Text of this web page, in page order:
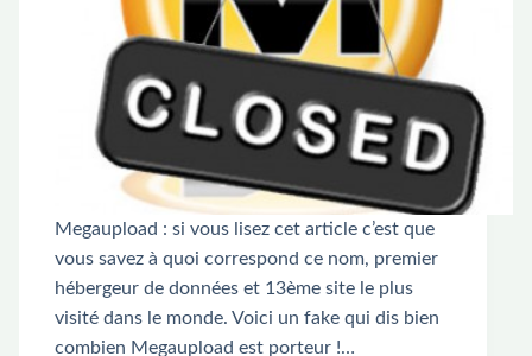
Megaupload : si vous lisez cet article c’est que
vous savez à quoi correspond ce nom, premier
hébergeur de données et 13ème site le plus
visité dans le monde. Voici un fake qui dis bien
combien Megaupload est porteur !…